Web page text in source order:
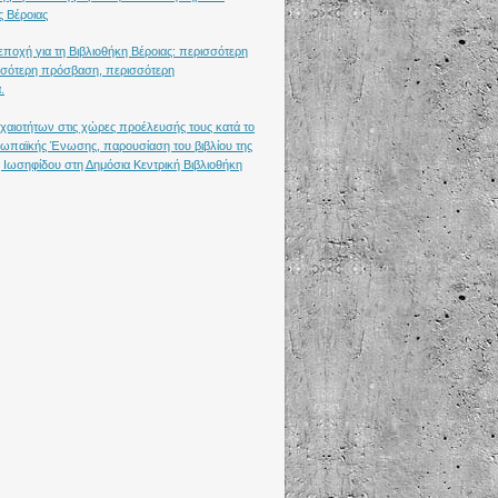
Βέροιας
για τη Βιβλιοθήκη Βέροιας: περισσότερη
πρόσβαση, περισσότερη
στις χώρες προέλευσής τους κατά το
Ένωσης, παρουσίαση του βιβλίου της
στη Δημόσια Κεντρική Βιβλιοθήκη